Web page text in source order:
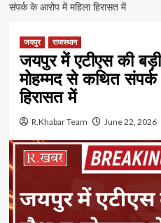
संपर्क के आरोप में महिला हिरासत में
जयपुर राजस्थान
जयपुर में एटीएस की
मोहम्मद से कथित
हिरासत में
R.Khabar Team June 22, 2026